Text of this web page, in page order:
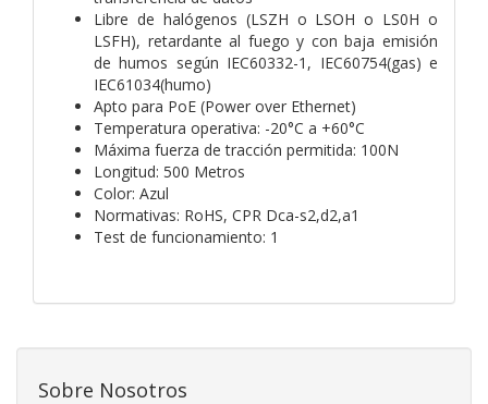
Libre de halógenos (LSZH o LSOH o LS0H o
LSFH), retardante al fuego y con baja emisión
de humos según IEC60332-1, IEC60754(gas) e
IEC61034(humo)
Apto para PoE (Power over Ethernet)
Temperatura operativa: -20°C a +60°C
Máxima fuerza de tracción permitida: 100N
Longitud: 500 Metros
Color: Azul
Normativas: RoHS, CPR Dca-s2,d2,a1
Test de funcionamiento: 1
Sobre Nosotros